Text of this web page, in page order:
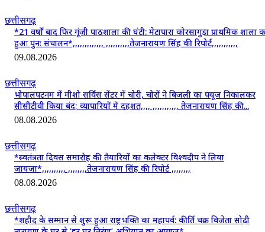
छत्तीसगढ़
*21 वर्षों बाद फिर गूंजी पाठशाला की घंटी: मेटापारा कोरसागुड़ा प्राथमिक शाला
हुआ पुनः संचालन*,,,,,,,,,,,,, ,,,,,,,,,,तेजनारायण सिंह की रिपोर्ट,,,,,,,,,,,
09.08.2026
छत्तीसगढ़
भोपालपटनम में मीशो सर्विस सेंटर में चोरी, चोरों ने बिजली का फ्यूज निकालकर
सीसीटीवी किया बंद; व्यापारियों में दहशत,,,, ,,,,,,,,,,, तेजनारायण सिंह की...
08.08.2026
छत्तीसगढ़
*स्वतंत्रता दिवस समारोह की तैयारियों का कलेक्टर विश्वदीप ने लिया
जायजा*,,,,,,,,,, ,,,,,,,,तेजनारायण सिंह की रिपोर्ट ,,,,,,,,
08.08.2026
छत्तीसगढ़
*शहीद के सम्मान से शुरू हुआ राष्ट्रभक्ति का महापर्व: कीर्ति चक्र विजेता सोढ़ी